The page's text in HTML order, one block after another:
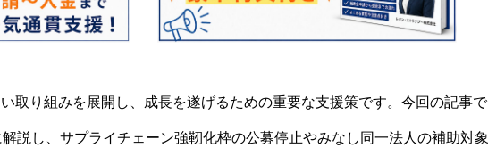
取り組みを展開し、成長を遂げるための重要な支援策です。今回の記事で
説し、サプライチェーン強靭化枠の公募停止やみなし同一法人の補助対象